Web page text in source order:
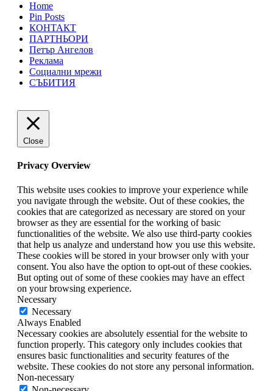
Home
Pin Posts
КОНТАКТ
ПАРТНЬОРИ
Петър Ангелов
Реклама
Социални мрежи
СЪБИТИЯ
Close
Privacy Overview
This website uses cookies to improve your experience while
you navigate through the website. Out of these cookies, the
cookies that are categorized as necessary are stored on your
browser as they are essential for the working of basic
functionalities of the website. We also use third-party cookies
that help us analyze and understand how you use this website.
These cookies will be stored in your browser only with your
consent. You also have the option to opt-out of these cookies.
But opting out of some of these cookies may have an effect
on your browsing experience.
Necessary
Necessary
Always Enabled
Necessary cookies are absolutely essential for the website to
function properly. This category only includes cookies that
ensures basic functionalities and security features of the
website. These cookies do not store any personal information.
Non-necessary